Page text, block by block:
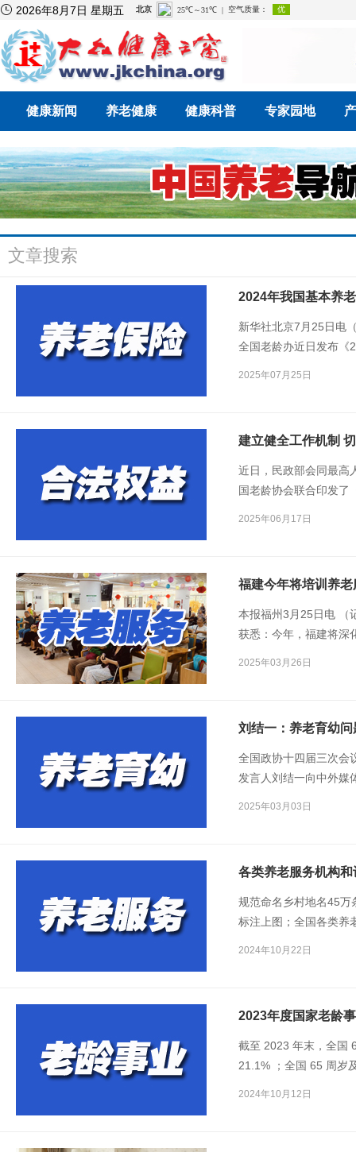
 2026年8月7日 星期五
健康新闻 养老健康 健康科普 专家园地
文章搜索
2024年我国基本养
新华社北京7月25日电
全国老龄办近日发布《
2025年07月25日
建立健全工作机制
近日，民政部会同最高
国老龄协会联合印发了
2025年06月17日
福建今年将培训养
本报福州3月25日电 （
获悉：今年，福建将深
2025年03月26日
刘结一：养老育幼
全国政协十四届三次会
发言人刘结一向中外媒
2025年03月03日
各类养老服务机构
规范命名乡村地名45万
标注上图；全国各类养
2024年10月22日
2023年度国家老龄
截至 2023 年末，全国
21.1% ；全国 65 周岁
2024年10月12日